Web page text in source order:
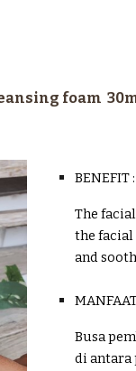
foam 3
BENEFIT :
The
the facial
and
Busa
di antara